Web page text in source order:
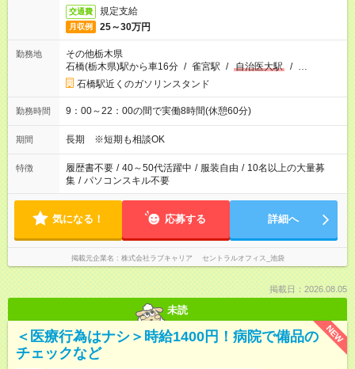
交通費 規定支給
月収例 25～30万円
勤務地
その他栃木県
石橋(栃木県)駅から車16分 / 雀宮駅 / 自治医大駅 / …
石橋駅近くのガソリンスタンド
勤務時間 9：00～22：00の間で実働8時間(休憩60分)
期間 長期 ※短期も相談OK
特徴 履歴書不要 / 40～50代活躍中 / 服装自由 / 10名以上の大量募
集 / パソコンスキル不要
気になる！ 応募する 詳細へ
掲載元企業名 株式会社ラブキャリア セントラルオフィス_池袋
掲載日：2026.08.05
未読
NEW
＜医療行為はナシ＞時給1400円！病院で備品の
チェックなど